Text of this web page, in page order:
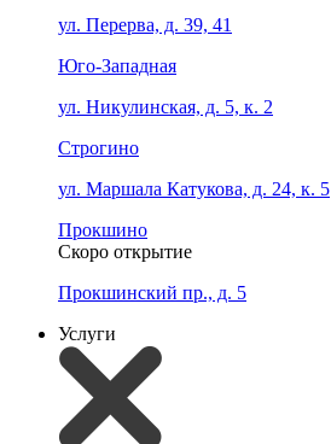
ул. Перерва, д. 39, 41
Юго-Западная
ул. Никулинская, д. 5, к. 2
Строгино
ул. Маршала Катукова, д. 24, к. 5
Прокшино
Скоро открытие
Прокшинский пр., д. 5
Услуги